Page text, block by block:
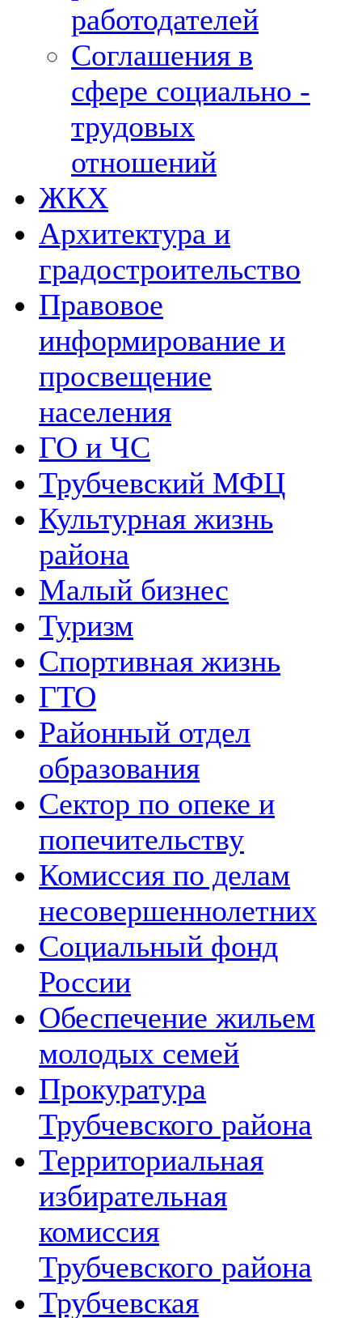
работодателей
Соглашения в
сфере социально -
трудовых
отношений
ЖКХ
Архитектура и
градостроительство
Правовое
информирование и
просвещение
населения
ГО и ЧС
Трубчевский МФЦ
Культурная жизнь
района
Малый бизнес
Туризм
Спортивная жизнь
ГТО
Районный отдел
образования
Сектор по опеке и
попечительству
Комиссия по делам
несовершеннолетних
Социальный фонд
России
Обеспечение жильем
молодых семей
Прокуратура
Трубчевского района
Территориальная
избирательная
комиссия
Трубчевского района
Трубчевская